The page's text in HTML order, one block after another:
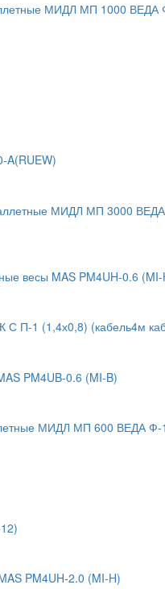
МИДЛ МП 1000 ВЕДА
МИДЛ МП 3000
весы MAS PM4UH-0.6
П-1 (1,4х0,8) (кабель4м
PM4UB-0.6 (MI-B)
МИДЛ МП 600 ВЕДА Ф-
PM4UH-2.0 (MI-H)